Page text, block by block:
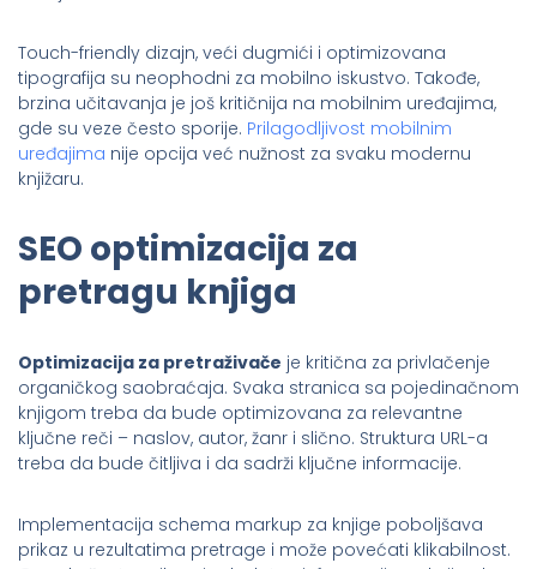
Touch-friendly dizajn, veći dugmići i optimizovana
tipografija su neophodni za mobilno iskustvo. Takođe,
brzina učitavanja je još kritičnija na mobilnim uređajima,
gde su veze često sporije. Prilagodljivost mobilnim
uređajima nije opcija već nužnost za svaku modernu
knjižaru.
SEO optimizacija za
pretragu knjiga
Optimizacija za pretraživače je kritična za privlačenje
organičkog saobraćaja. Svaka stranica sa pojedinačnom
knjigom treba da bude optimizovana za relevantne
ključne reči – naslov, autor, žanr i slično. Struktura URL-a
treba da bude čitljiva i da sadrži ključne informacije.
Implementacija schema markup za knjige poboljšava
prikaz u rezultatima pretrage i može povećati klikabilnost.